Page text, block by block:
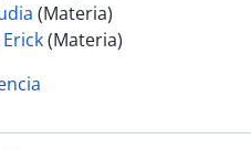
(Materia)
(Materia)